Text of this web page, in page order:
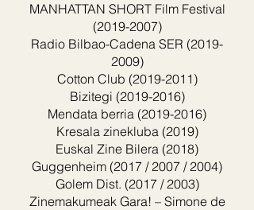
MANHATTAN SHORT Film Festival
(2019-2007)
Radio Bilbao-Cadena SER (2019-
2009)
Cotton Club (2019-2011)
Bizitegi (2019-2016)
Mendata berria (2019-2016)
Kresala zinekluba (2019)
Euskal Zine Bilera (2018)
Guggenheim (2017 / 2007 / 2004)
Golem Dist. (2017 / 2003)
Zinemakumeak Gara! – Simone de